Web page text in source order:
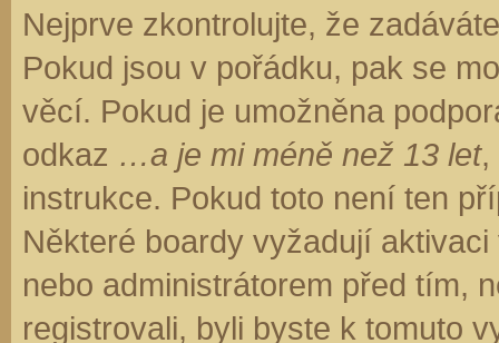
Nejprve zkontrolujte, že
Pokud jsou v pořádku, pak se
věcí. Pokud je umožněna
odkaz …a je mi méně než 13 let,
instrukce. Pokud toto není ten
Některé boardy vyžadují
nebo administrátorem před tím,
registrovali, byli byste k tomuto